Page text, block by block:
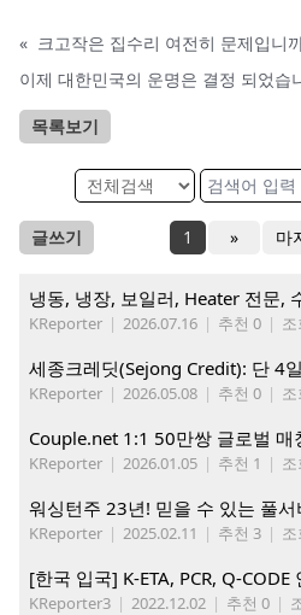
«
이제 대한민국의 운명은 결정 되었습
목록보기
글쓰기 1 » 마
냉동, 냉장, 보일러, Heater 전문,
KReporter | 2026.07.16 | 추천 0 |
세종크레딧(Sejong Credit): 단 4
KReporter | 2026.05.08 | 추천 0 |
KReporter | 2026.01.05 | 추천 1 |
워싱턴주 23년! 믿을 수 있는 풀
KReporter | 2025.02.11 | 추천 3 |
[한국 입국] K-ETA, PCR, Q-CODE
KReporter3 | 2022.12.02 | 추천 0 |